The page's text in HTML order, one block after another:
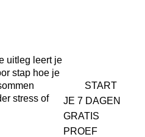
uitleg leert je
stap hoe je
stress of
START
JE 7 DAGEN
GRATIS
PROEF